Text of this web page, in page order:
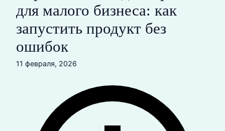
для малого бизнеса: как
запустить продукт без
ошибок
11 февраля, 2026